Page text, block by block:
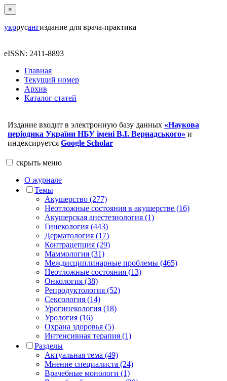
×
укррусангиздание для врача-практика
eISSN: 2411-8893
Главная
Текущий номер
Архив
Каталог статей
Издание входит в электронную базу данных «Наукова
періодика України НБУ імені В.І. Вернадського» и
индексируется Google Scholar
скрыть меню
О журнале
Темы
Акушерство (277)
Неотложные состояния в акушерстве (16)
Акушерская анестезиология (1)
Гинекология (443)
Дерматология (17)
Контрацепция (29)
Маммология (31)
Междисциплинарные проблемы (465)
Неотложные состояния (13)
Онкология (38)
Репродуктология (52)
Сексология (14)
Урогинекология (18)
Урология (16)
Охрана здоровья (5)
Интенсивная терапия (1)
Разделы
Актуальная тема (49)
Мнение специалиста (24)
Врачебные монологи (1)